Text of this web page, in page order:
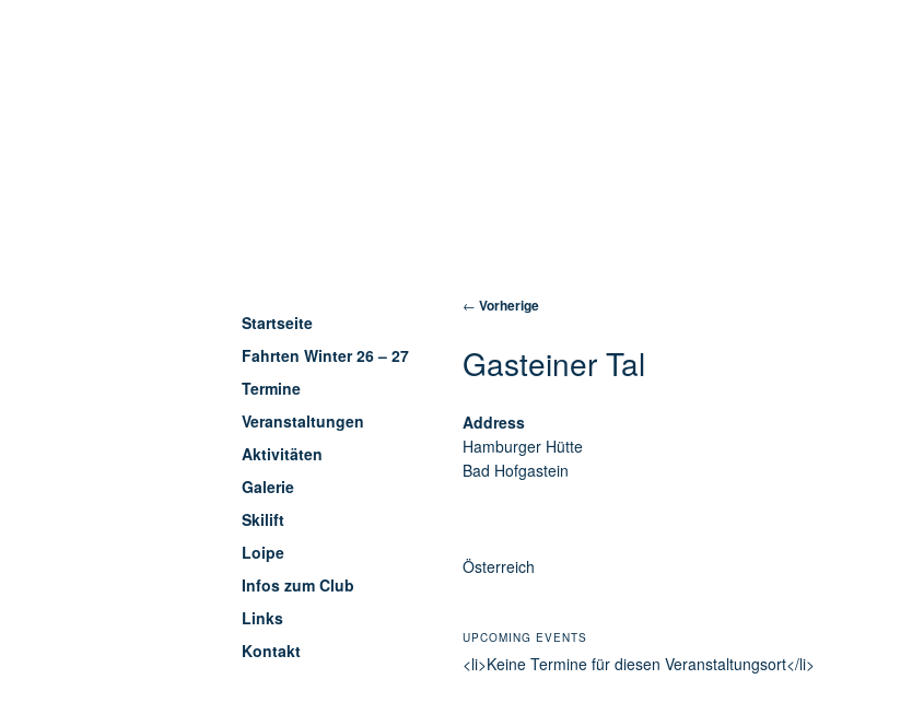
Startseite
Fahrten Winter 26 – 27
Termine
Veranstaltungen
Aktivitäten
Galerie
Skilift
Loipe
Infos zum Club
Links
Kontakt
Artikelnavigation
← Vorherige
Gasteiner Tal
Address
Hamburger Hütte
Bad Hofgastein
Österreich
UPCOMING EVENTS
<li>Keine Termine für diesen Veranstaltungsort</li>